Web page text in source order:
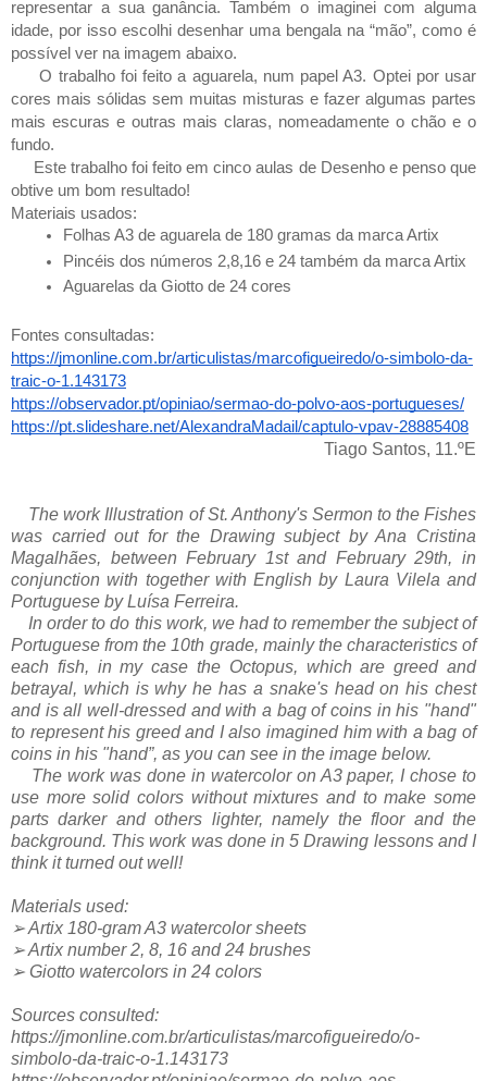
representar a sua ganância. Também o imaginei com alguma
idade, por isso escolhi desenhar uma bengala na “mão”, como é
possível ver na imagem abaixo.
O trabalho foi feito a aguarela, num papel A3. Optei por usar
cores mais sólidas sem muitas misturas e fazer algumas partes
mais escuras e outras mais claras, nomeadamente o chão e o
fundo.
Este trabalho foi feito em cinco aulas de Desenho e penso que
obtive um bom resultado!
Materiais usados:
Folhas A3 de aguarela de 180 gramas da marca Artix
Pincéis dos números 2,8,16 e 24 também da marca Artix
Aguarelas da Giotto de 24 cores
Fontes consultadas:
https://jmonline.com.br/articulistas/marcofigueiredo/o-simbolo-da-
traic-o-1.143173
https://observador.pt/opiniao/sermao-do-polvo-aos-portugueses/
https://pt.slideshare.net/AlexandraMadail/captulo-vpav-28885408
Tiago Santos, 11.ºE
The work Illustration of St. Anthony's Sermon to the Fishes
was carried out for the Drawing subject by Ana Cristina
Magalhães, between February 1st and February 29th, in
conjunction with together with English by Laura Vilela and
Portuguese by Luísa Ferreira.
In order to do this work, we had to remember the subject of
Portuguese from the 10th grade, mainly the characteristics of
each fish, in my case the Octopus, which are greed and
betrayal, which is why he has a snake's head on his chest
and is all well-dressed and with a bag of coins in his "hand"
to represent his greed and I also imagined him with a bag of
coins in his "hand”, as you can see in the image below.
The work was done in watercolor on A3 paper, I chose to
use more solid colors without mixtures and to make some
parts darker and others lighter, namely the floor and the
background. This work was done in 5 Drawing lessons and I
think it turned out well!
Materials used:
➢ Artix 180-gram A3 watercolor sheets
➢ Artix number 2, 8, 16 and 24 brushes
➢ Giotto watercolors in 24 colors
Sources consulted:
https://jmonline.com.br/articulistas/marcofigueiredo/o-
simbolo-da-traic-o-1.143173